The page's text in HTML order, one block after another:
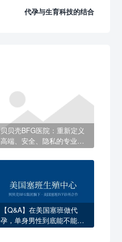
代孕与生育科技的结合
贝贝壳BFG医院：重新定义
高端、安全、隐私的专业代
【Q&A】在美国塞班做代
孕，单身男性到底能不能合